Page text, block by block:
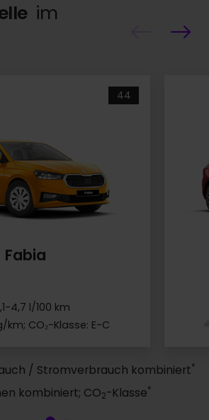
im
44
Fabia
4,7 l/100 km
km; CO₂-Klasse: E-C
/ Stromverbrauch kombiniert*
kombiniert; CO2-Klasse*